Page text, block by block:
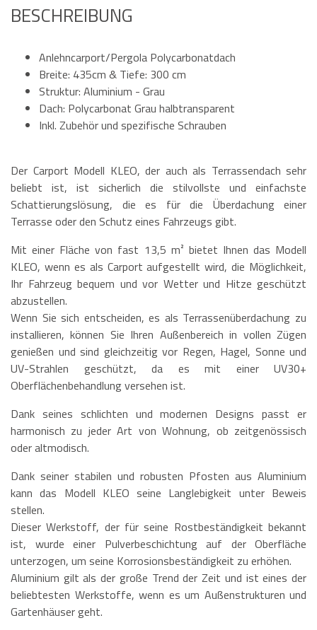
BESCHREIBUNG
Anlehncarport/Pergola Polycarbonatdach
Breite: 435cm & Tiefe: 300 cm
Struktur: Aluminium - Grau
Dach: Polycarbonat Grau halbtransparent
Inkl. Zubehör und spezifische Schrauben
Der Carport Modell KLEO, der auch als Terrassendach sehr
beliebt ist, ist sicherlich die stilvollste und einfachste
Schattierungslösung, die es für die Überdachung einer
Terrasse oder den Schutz eines Fahrzeugs gibt.
Mit einer Fläche von fast 13,5 m² bietet Ihnen das Modell
KLEO, wenn es als Carport aufgestellt wird, die Möglichkeit,
Ihr Fahrzeug bequem und vor Wetter und Hitze geschützt
abzustellen.
Wenn Sie sich entscheiden, es als Terrassenüberdachung zu
installieren, können Sie Ihren Außenbereich in vollen Zügen
genießen und sind gleichzeitig vor Regen, Hagel, Sonne und
UV-Strahlen geschützt, da es mit einer UV30+
Oberflächenbehandlung versehen ist.
Dank seines schlichten und modernen Designs passt er
harmonisch zu jeder Art von Wohnung, ob zeitgenössisch
oder altmodisch.
Dank seiner stabilen und robusten Pfosten aus Aluminium
kann das Modell KLEO seine Langlebigkeit unter Beweis
stellen.
Dieser Werkstoff, der für seine Rostbeständigkeit bekannt
ist, wurde einer Pulverbeschichtung auf der Oberfläche
unterzogen, um seine Korrosionsbeständigkeit zu erhöhen.
Aluminium gilt als der große Trend der Zeit und ist eines der
beliebtesten Werkstoffe, wenn es um Außenstrukturen und
Gartenhäuser geht.